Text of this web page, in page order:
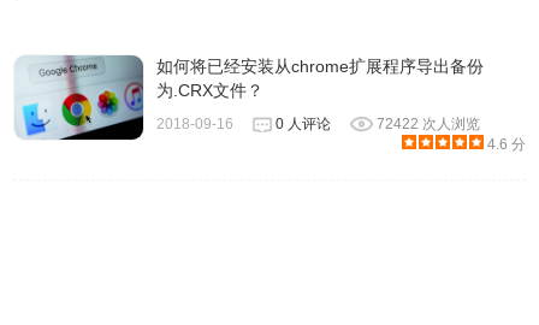
如何将已经安装从chrome扩展程序导出备份
为.CRX文件？
2018-09-16 0 人评论
72422 次人浏览
4.6 分